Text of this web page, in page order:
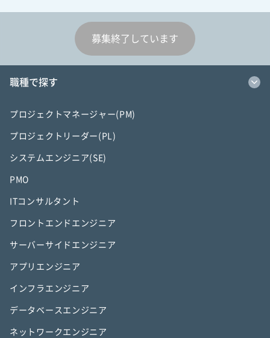
募集終了しています
職種で探す
プロジェクトマネージャー(PM)
プロジェクトリーダー(PL)
システムエンジニア(SE)
PMO
ITコンサルタント
フロントエンドエンジニア
サーバーサイドエンジニア
アプリエンジニア
インフラエンジニア
データベースエンジニア
ネットワークエンジニア